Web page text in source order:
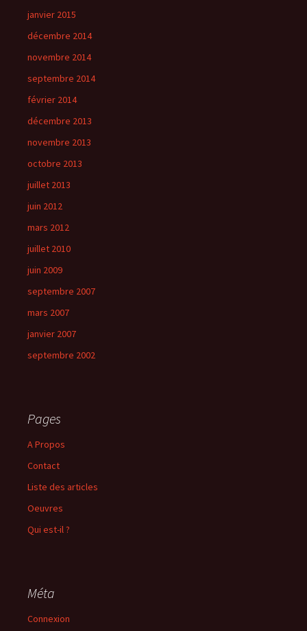
janvier 2015
décembre 2014
novembre 2014
septembre 2014
février 2014
décembre 2013
novembre 2013
octobre 2013
juillet 2013
juin 2012
mars 2012
juillet 2010
juin 2009
septembre 2007
mars 2007
janvier 2007
septembre 2002
Pages
A Propos
Contact
Liste des articles
Oeuvres
Qui est-il ?
Méta
Connexion